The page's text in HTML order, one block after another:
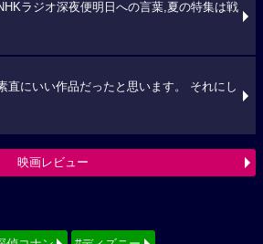
ラジオ深夜便明日への言葉,夏の特集は戦
直にいい作品だったと思います。 それにし
映画レビュー